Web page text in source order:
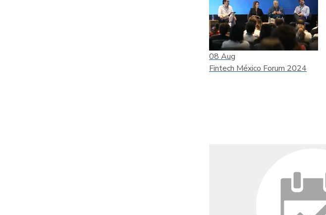
08 Aug
Fintech México Forum 2024